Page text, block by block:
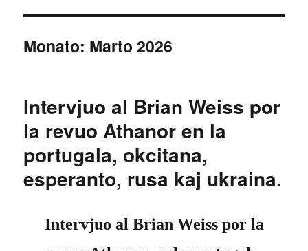
Monato: Marto 2026
Intervjuo al Brian Weiss por
la revuo Athanor en la
portugala, okcitana,
esperanto, rusa kaj ukraina.
Intervjuo al Brian Weiss por la